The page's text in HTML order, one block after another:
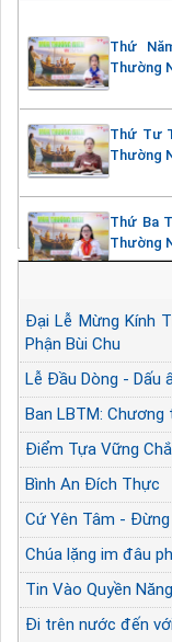
Thứ
Thường
Thứ Tư
Thường
Thứ Ba
Thường
Đại Lễ Mừng Kính
Phận Bùi Chu
Lễ Đầu Dòng - Dấu
Ban LBTM:
Điểm Tựa Vững
Bình An Đích Thực
Cứ Yên Tâm -
Chúa lặng im đâu
Tin Vào Quyền
Đi trên nước đến